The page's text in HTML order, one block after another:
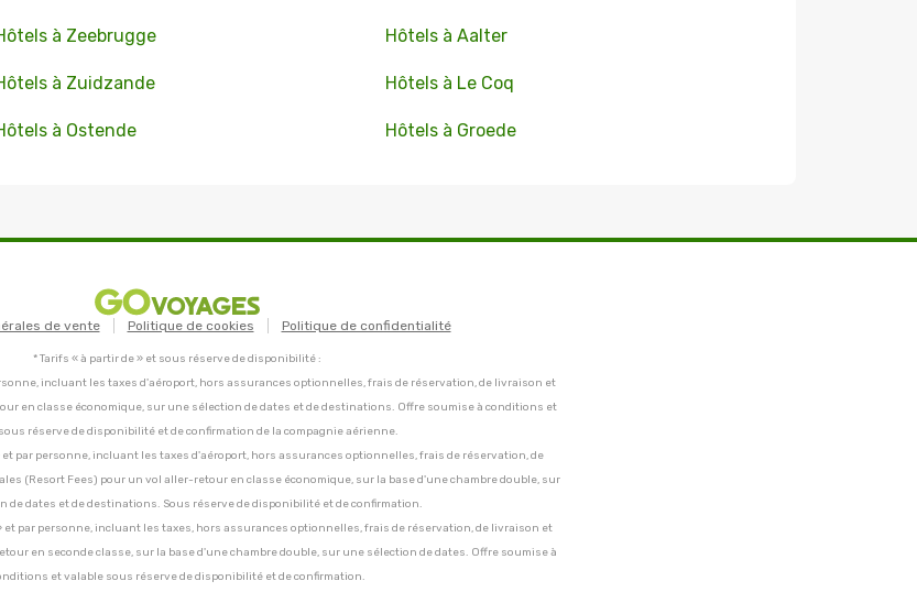
à Zeebrugge Hôtels à Aalter
à Zuidzande Hôtels à Le Coq
à Ostende Hôtels à Groede
de vente Politique de cookies Politique de confidentialité
* Tarifs « à partir de » et sous réserve de disponibilité :
incluant les taxes d'aéroport, hors assurances optionnelles, frais de réservation, de livraison et
en classe économique, sur une sélection de dates et de destinations. Offre soumise à conditions et
réserve de disponibilité et de confirmation de la compagnie aérienne.
» et par personne, incluant les taxes d'aéroport, hors assurances optionnelles, frais de réservation, de
(Resort Fees) pour un vol aller-retour en classe économique, sur la base d'une chambre double, sur
de dates et de destinations. Sous réserve de disponibilité et de confirmation.
» et par personne, incluant les taxes, hors assurances optionnelles, frais de réservation, de livraison et
en seconde classe, sur la base d'une chambre double, sur une sélection de dates. Offre soumise à
et valable sous réserve de disponibilité et de confirmation.